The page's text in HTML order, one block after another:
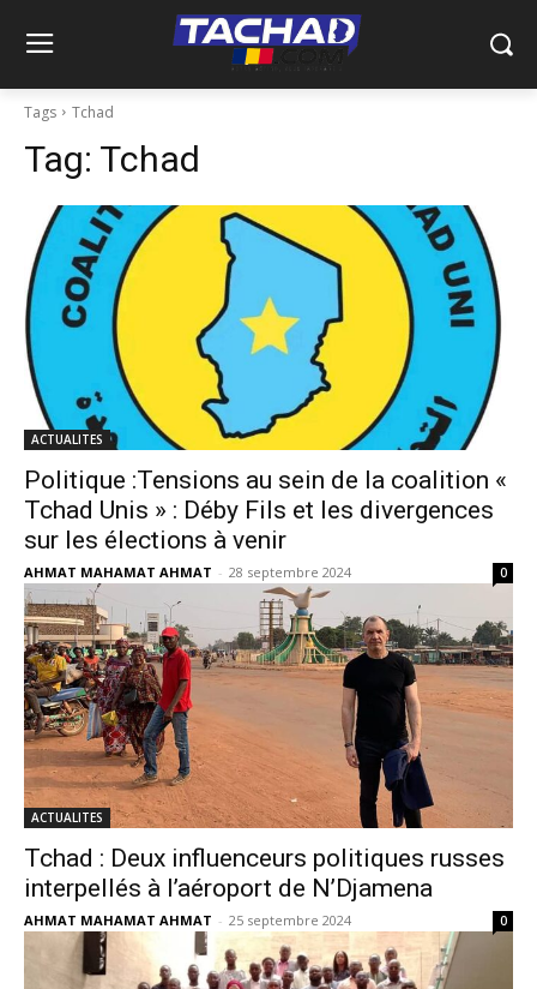
Tags Tchad
Tag: Tchad
ACTUALITES
Politique :Tensions au sein de la coalition «
Tchad Unis » : Déby Fils et les divergences
sur les élections à venir
AHMAT MAHAMAT AHMAT - 28 septembre 2024 0
ACTUALITES
Tchad : Deux influenceurs politiques russes
interpellés à l’aéroport de N’Djamena
AHMAT MAHAMAT AHMAT - 25 septembre 2024 0